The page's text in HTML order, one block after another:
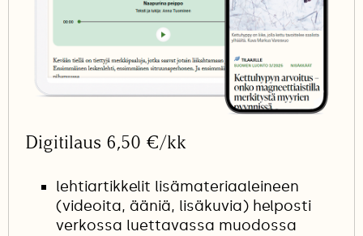
Digitilaus 6,50 €/kk
lehtiartikkelit lisämateriaaleineen
(videoita, ääniä, lisäkuvia) helposti
verkossa luettavassa muodossa